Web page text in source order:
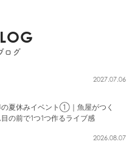
ログ
2027.07.06
の夏休みイベント①｜魚屋がつく
の前で1つ1つ作るライブ感
2026.08.07